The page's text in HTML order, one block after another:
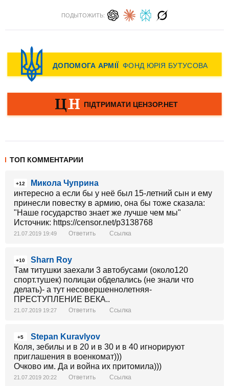
ПОДЫТОЖИТЬ:
ТОП КОММЕНТАРИИ
+12
Микола Чуприна
интересно а если бы у неё был 15-летний сын и ему
принесли повестку в армию, она бы тоже сказала:
"Наше государство знает же лучше чем мы"
Источник: https://censor.net/p3138768
21.07.2019 19:49 Ответить Ссылка
+10
Sharn Roy
Там титушки заехали 3 автобусами (около120
спорт.тушек) полицаи обделались (не знали что
делать)- а тут несовершеннолетняя-
ПРЕСТУПЛЕНИЕ ВЕКА..
21.07.2019 19:27 Ответить Ссылка
+5
Stepan Kuravlyov
Коля, зебилы и в 20 и в 30 и в 40 игнорируют
приглашения в военкомат)))
Очково им. Да и война их притомила)))
21.07.2019 20:22 Ответить Ссылка